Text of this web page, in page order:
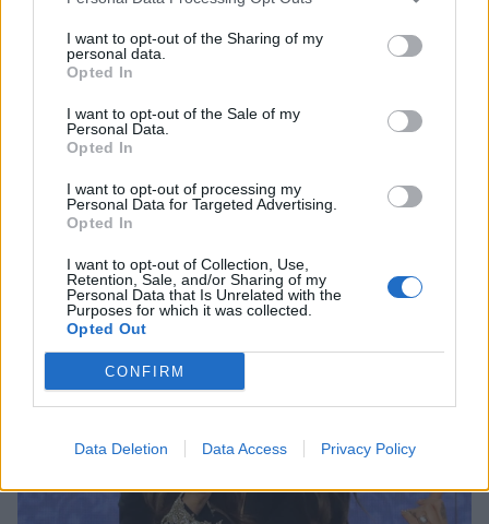
I want to opt-out of the Sharing of my
personal data.
Opted In
I want to opt-out of the Sale of my
Personal Data.
Opted In
I want to opt-out of processing my
Personal Data for Targeted Advertising.
Opted In
I want to opt-out of Collection, Use,
Retention, Sale, and/or Sharing of my
Personal Data that Is Unrelated with the
Purposes for which it was collected.
Opted Out
CONFIRM
Data Deletion Data Access Privacy Policy
Άριελ Κωνσταντινίδη: «Κανείς δεν μπορεί να
καταλάβει τι έχει ζήσει ο Γιάννης
Παπαμιχαήλ»
CELEBRITIES